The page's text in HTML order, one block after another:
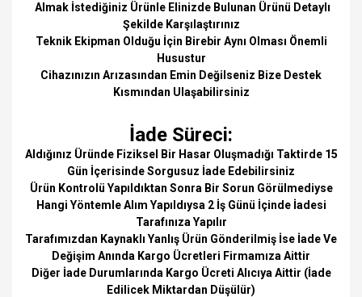
Almak İstediğiniz Ürünle Elinizde Bulunan Ürünü Detaylı
Şekilde Karşılaştırınız
Teknik Ekipman Olduğu İçin Birebir Aynı Olması Önemli
Husustur
Cihazınızın Arızasından Emin Değilseniz Bize Destek
Kısmından Ulaşabilirsiniz
İade Süreci:
Aldığınız Üründe Fiziksel Bir Hasar Oluşmadığı Taktirde 15
Gün İçerisinde Sorgusuz İade Edebilirsiniz
Ürün Kontrolü Yapıldıktan Sonra Bir Sorun Görülmediyse
Hangi Yöntemle Alım Yapıldıysa 2 İş Günü İçinde İadesi
Tarafınıza Yapılır
Tarafımızdan Kaynaklı Yanlış Ürün Gönderilmiş İse İade Ve
Değişim Anında Kargo Ücretleri Firmamıza Aittir
Diğer İade Durumlarında Kargo Ücreti Alıcıya Aittir (İade
Edilicek Miktardan Düşülür)